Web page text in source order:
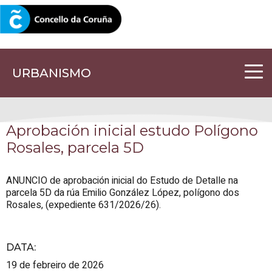
URBANISMO
CORUNA.GAL
Aprobación inicial estudo Polígono
Rosales, parcela 5D
ANUNCIO de aprobación inicial do Estudode Detalle na
parcela 5D da rúa Emilio González López, polígono dos
Rosales, (expediente 631/2026/26).
DATA:
19 de febreiro de 2026